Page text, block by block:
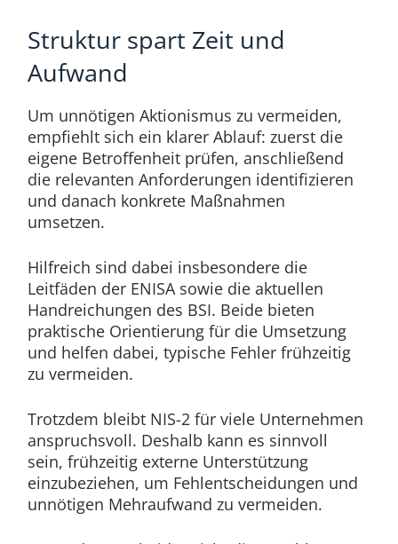
Struktur spart Zeit und
Aufwand
Um unnötigen Aktionismus zu vermeiden,
empfiehlt sich ein klarer Ablauf: zuerst die
eigene Betroffenheit prüfen, anschließend
die relevanten Anforderungen identifizieren
und danach konkrete Maßnahmen
umsetzen.
Hilfreich sind dabei insbesondere die
Leitfäden der ENISA sowie die aktuellen
Handreichungen des BSI. Beide bieten
praktische Orientierung für die Umsetzung
und helfen dabei, typische Fehler frühzeitig
zu vermeiden.
Trotzdem bleibt NIS-2 für viele Unternehmen
anspruchsvoll. Deshalb kann es sinnvoll
sein, frühzeitig externe Unterstützung
einzubeziehen, um Fehlentscheidungen und
unnötigen Mehraufwand zu vermeiden.